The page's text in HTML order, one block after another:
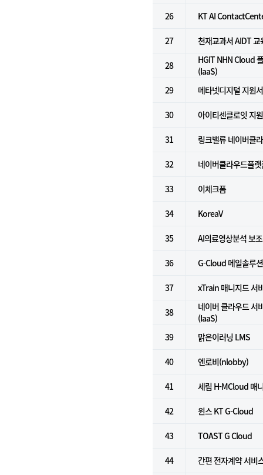
26 KT AI
27 천재교과서 AIDT 교
28
HGIT NHN Cloud
(IaaS)
29
메타넷디지털 지원
30 아이티센클로잇 지
31 링크밸류 네이버클
32 네이버클라우드플
33 이체크폼
34 KoreaV
35 AI의료영상분석 보
36 G-Cloud 메일솔루
37 xTrain 매니지드 서
38
네이버 클라우드 서
(IaaS)
39
맑은이러닝 LMS
40 엔로비(nlobby)
41 세림 H-MCloud 매
42 윈스 KT G-Cloud
43 TOAST G Cloud
44 간편 전자계약 서비